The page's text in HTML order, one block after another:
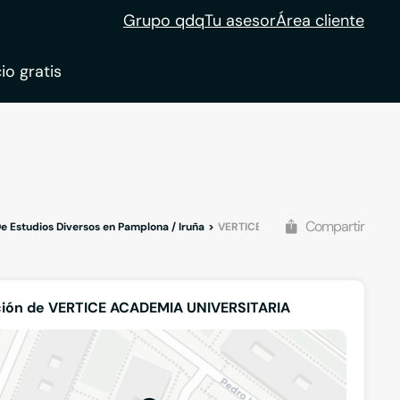
Grupo qdqTu asesorÁrea cliente
gratis
Estudios Diversos en Pamplona / Iruña VERTICE ACADEMIACompartir
de VERTICE ACADEMIA UNIVERSITARIA